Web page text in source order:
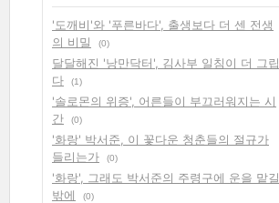
'도깨비'와 '푸른바다', 출생보다 더 센 전생
의 비밀
(0)
달달해진 '낭만닥터', 김사부 일침이 더 그립
다
(1)
'솔로몬의 위증', 어른들이 부끄러워지는 시
간
(0)
'화랑' 박서준, 이 꽃다운 청춘들의 절규가
들리는가
(0)
'화랑', 그래도 박서준의 주령구에 운을 맡길
밖에
(0)